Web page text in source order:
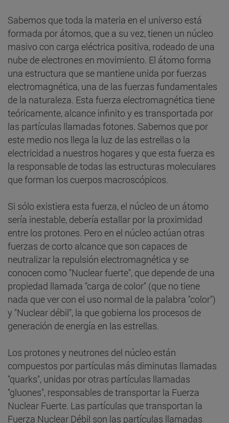
Sabemos que toda la materia en el universo está
formada por átomos, que a su vez, tienen un núcleo
masivo con carga eléctrica positiva, rodeado de una
nube de electrones en movimiento. El átomo forma
una estructura que se mantiene unida por fuerzas
electromagnética, una de las fuerzas fundamentales
de la naturaleza. Esta fuerza electromagnética tiene
teóricamente, alcance infinito y es transportada por
las partículas llamadas fotones. Sabemos que por
este medio nos llega la luz de las estrellas o la
electricidad a nuestros hogares y que esta fuerza es
la responsable de todas las estructuras moleculares
que forman los cuerpos macroscópicos.
Si sólo existiera esta fuerza, el núcleo de un átomo
sería inestable, debería estallar por la proximidad
entre los protones. Pero en el núcleo actúan otras
fuerzas de corto alcance que son capaces de
neutralizar la repulsión electromagnética y se
conocen como "Nuclear fuerte", que depende de una
propiedad llamada "carga de color" (que no tiene
nada que ver con el uso normal de la palabra "color")
y "Nuclear débil", la que gobierna los procesos de
generación de energía en las estrellas.
Los protones y neutrones del núcleo están
compuestos por partículas más diminutas llamadas
"quarks", unidas por otras partículas llamadas
"gluones", responsables de transportar la Fuerza
Nuclear Fuerte. Las partículas que transportan la
Fuerza Nuclear Débil son las partículas llamadas